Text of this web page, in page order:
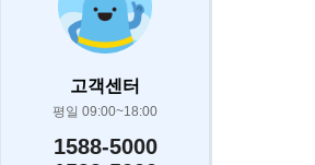
고객센터
평일 09:00~18:00
1588-5000